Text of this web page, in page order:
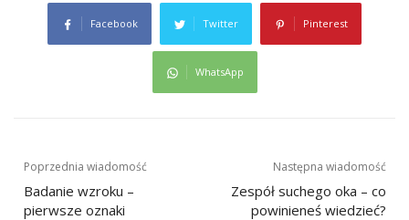
Facebook Twitter Pinterest
WhatsApp
Nawigacja
wpisu
Poprzednia wiadomość
Badanie wzroku –
pierwsze oznaki
Następna wiadomość
Zespół suchego oka – co
powinieneś wiedzieć?